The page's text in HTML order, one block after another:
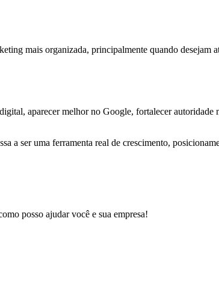
mais organizada, principalmente quando
aparecer melhor no Google, fortalecer
a ser uma ferramenta real de crescimento,
posso ajudar você e sua empresa!